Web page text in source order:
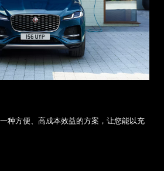
种方便、高成本效益的方案，让您能以充